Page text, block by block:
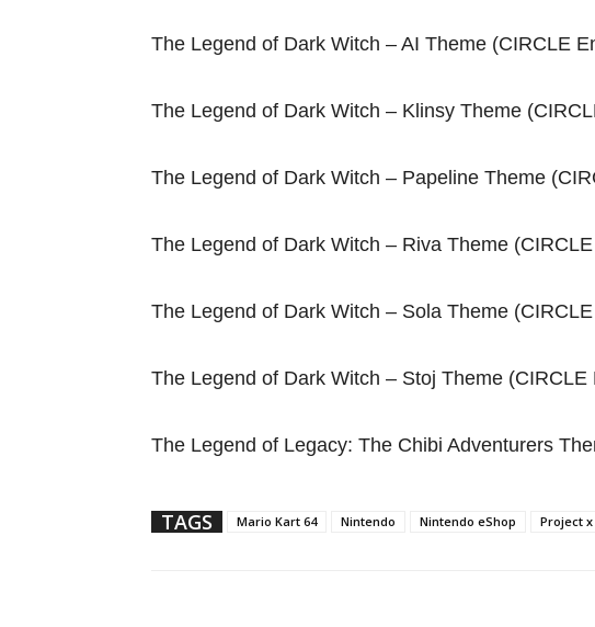
The Legend of Dark Witch – AI Theme (CIRCLE
The Legend of Dark Witch – Klinsy Theme
The Legend of Dark Witch – Papeline Theme
The Legend of Dark Witch – Riva Theme
The Legend of Dark Witch – Sola Theme
The Legend of Dark Witch – Stoj Theme (CIRCLE
The Legend of Legacy: The Chibi Adventurers
TAGS Mario Kart 64 Nintendo Nintendo eShop Project